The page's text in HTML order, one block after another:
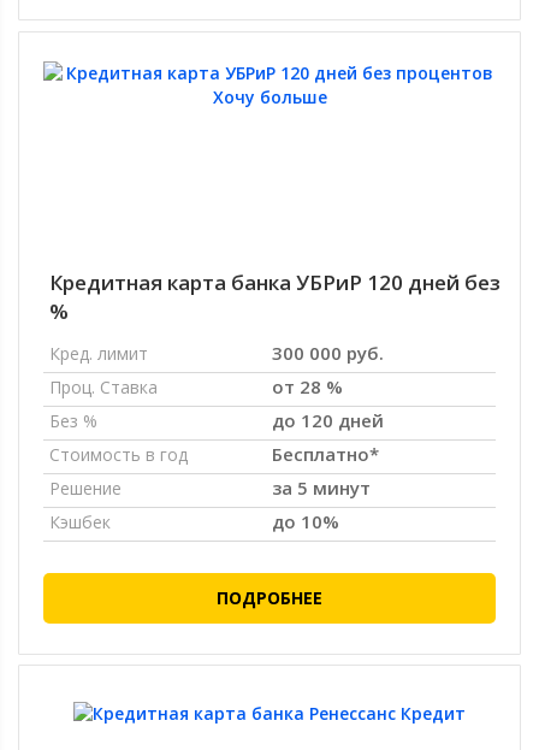
Кредитная карта банка УБРиР 120 дней без
%
Кред. лимит 300 000 руб.
Проц. Ставка от 28 %
Без % до 120 дней
Стоимость в год Бесплатно*
Решение за 5 минут
Кэшбек до 10%
ПОДРОБНЕЕ